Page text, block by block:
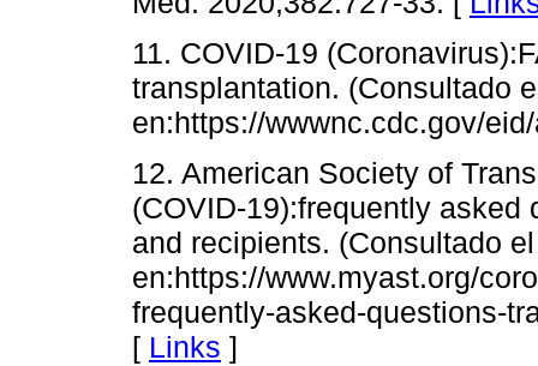
11. COVID-19
transplantation. (Consultado
en:https://wwwnc.cdc.gov/
12. American Society of
(COVID-19):frequently
and recipients. (Consultado
en:https://www.myast.org/
frequently-asked-questions-
[ Links ]